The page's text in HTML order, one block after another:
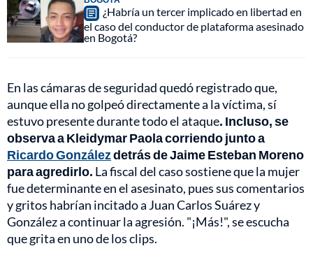
¿Habría un tercer implicado en libertad en
el caso del conductor de plataforma asesinado
en Bogotá?
En las cámaras de seguridad quedó registrado que,
aunque ella no golpeó directamente a la víctima, sí
estuvo presente durante todo el ataque. Incluso, se
observa a Kleidymar Paola corriendo junto a
Ricardo Gonzálezdetrás de Jaime Esteban Moreno
para agredirlo. La fiscal del caso sostiene que la mujer
fue determinante en el asesinato, pues sus comentarios
y gritos habrían incitado a Juan Carlos Suárez y
González a continuar la agresión. "¡Más!", se escucha
que grita en uno de los clips.